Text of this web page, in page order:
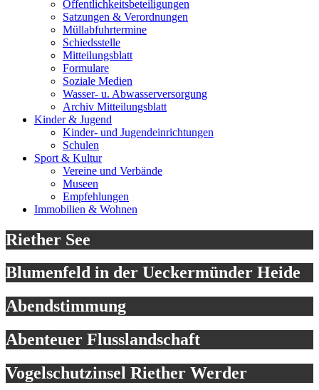
Öffentlichkeitsbeteiligungen
Satzungen & Verordnungen
Müllabfuhrtermine
Schiedsstelle
Mitteilungsblatt
Formulare
Soziale Medien
Wasser- u. Abwasserversorgung
Archiv Mitteilungsblatt
Kinder & Jugend
Kinder- und Jugendeinrichtungen
Schulen
Sport & Kultur
Vereine und Verbände
Museen
Empfehlungen
Immobilien & Wohnen
Riether See
Blumenfeld in der Ueckermünder Heide
Abendstimmung
Abenteuer Flusslandschaft
Vogelschutzinsel Riether Werder